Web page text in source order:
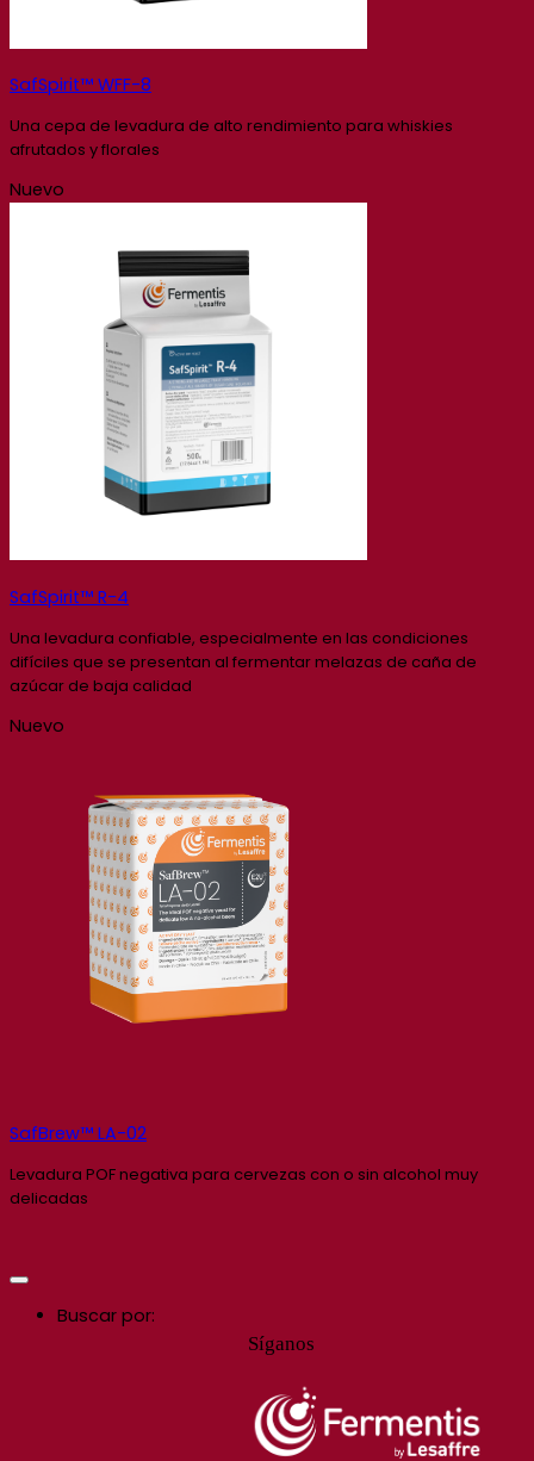
SafSpirit™ WFF-8
Una cepa de levadura de alto rendimiento para whiskies
afrutados y florales
Nuevo
SafSpirit™ R-4
Una levadura confiable, especialmente en las condiciones
difíciles que se presentan al fermentar melazas de caña de
azúcar de baja calidad
Nuevo
SafBrew™ LA-02
Levadura POF negativa para cervezas con o sin alcohol muy
delicadas
Síganos
Buscar por: